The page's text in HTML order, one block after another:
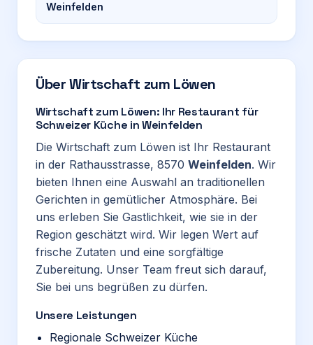
Weinfelden
ÜberWirtschaft zum Löwen
Wirtschaft zum Löwen: Ihr Restaurant für
Schweizer Küche in Weinfelden
Die Wirtschaft zum Löwen ist Ihr Restaurant
in der Rathausstrasse, 8570 Weinfelden. Wir
bieten Ihnen eine Auswahl an traditionellen
Gerichten in gemütlicher Atmosphäre. Bei
uns erleben Sie Gastlichkeit, wie sie in der
Region geschätzt wird. Wir legen Wert auf
frische Zutaten und eine sorgfältige
Zubereitung. Unser Team freut sich darauf,
Sie bei uns begrüßen zu dürfen.
Unsere Leistungen
Regionale Schweizer Küche